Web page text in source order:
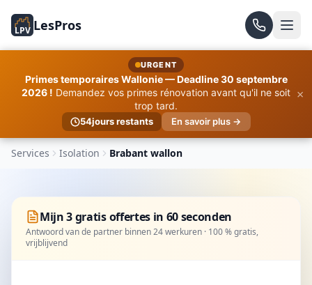
LPV LesPros
URGENT
Primes temporaires Wallonie — Deadline 30 septembre
2026 ! Demandez vos primes rénovation avant qu'il ne soit
trop tard.
54jours restants En savoir plus →
×
Services Isolation Brabant wallon
Mijn 3 gratis offertes in 60 seconden
Antwoord van de partner binnen 24 werkuren · 100 % gratis,
vrijblijvend